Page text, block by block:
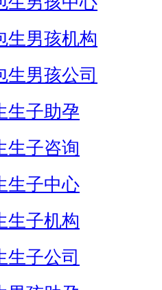
生男孩机构
生男孩公司
生子助孕
生子咨询
生子中心
生子机构
生子公司